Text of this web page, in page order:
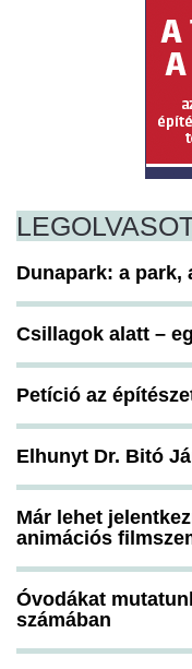
Dunapark: a park,
Csillagok alatt –
Petíció az
Elhunyt Dr. Bitó
Már lehet
animációs
Óvodákat
számában